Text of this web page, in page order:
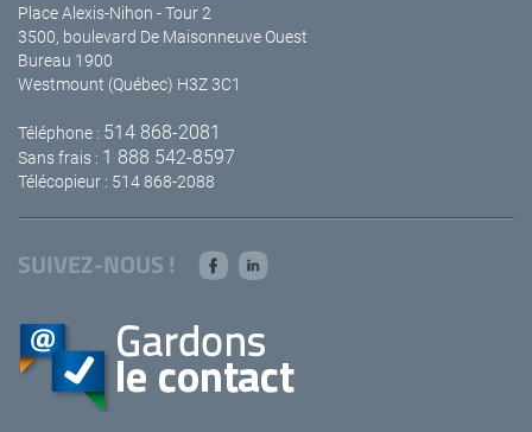
Place Alexis-Nihon - Tour 2
3500, boulevard De Maisonneuve Ouest
Bureau 1900
Westmount (Québec) H3Z 3C1
Téléphone : 514 868-2081
Sans frais : 1 888 542-8597
Télécopieur : 514 868-2088
SUIVEZ-NOUS !